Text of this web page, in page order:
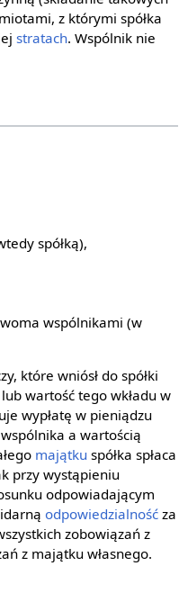
z którymi spółka
stratach. Wspólnik nie
spółką),
wspólnikami (w
które wniósł do spółki
wartość tego wkładu w
wypłatę w pieniądzu
a wartością
majątku spółka spłaca
przy wystąpieniu
odpowiadającym
odpowiedzialność za
zobowiązań z
z majątku własnego.